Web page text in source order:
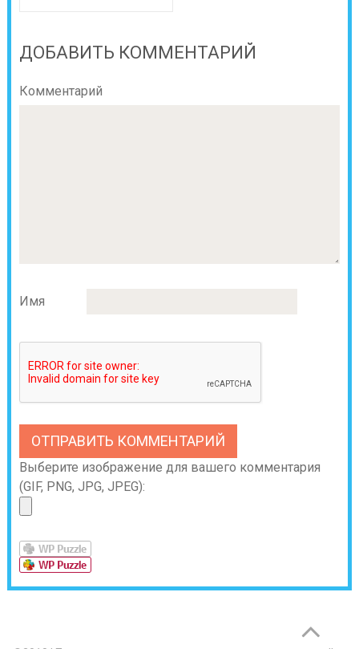
ДОБАВИТЬ КОММЕНТАРИЙ
Комментарий
Имя
Выберите изображение для вашего комментария
(GIF, PNG, JPG, JPEG):